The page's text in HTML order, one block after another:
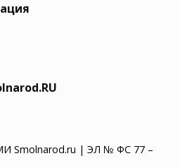
Smolnarod.ru | ЭЛ № ФС 77 –